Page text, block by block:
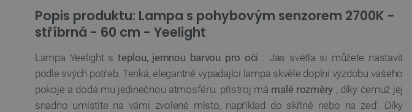
Popis produktu: Lampa s pohybovým senzorem 2700K -
stříbrná - 60 cm - Yeelight
Lampa Yeelight steplou, jemnou barvou pro oči . Jas světla si můžete nastavit
podle svých potřeb. Tenká, elegantně vypadající lampa skvěle doplní výzdobu vašeho
pokoje a dodá mu jedinečnou atmosféru. přístroj má malé rozměry , díky čemuž jej
snadno umístíte na vámi zvolené místo, například do skříně nebo na zeď. Díky